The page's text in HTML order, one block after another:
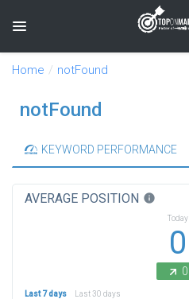
Toggle navigation
Home notFound
notFound
KEYWORD PERFORMANCE
AVERAGE POSITION info
Today
0
0
Last 7 days Last 30 days